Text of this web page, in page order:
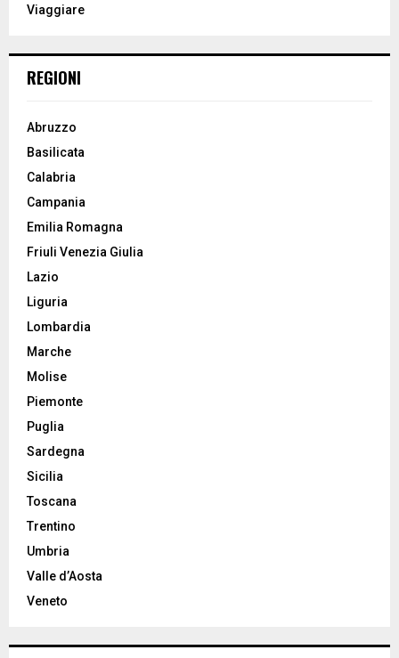
Viaggiare
REGIONI
Abruzzo
Basilicata
Calabria
Campania
Emilia Romagna
Friuli Venezia Giulia
Lazio
Liguria
Lombardia
Marche
Molise
Piemonte
Puglia
Sardegna
Sicilia
Toscana
Trentino
Umbria
Valle d’Aosta
Veneto